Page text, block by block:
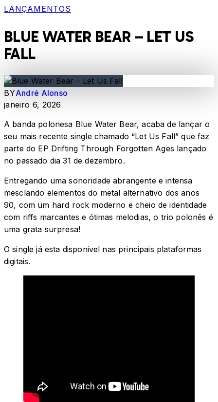
LANÇAMENTOS
BLUE WATER BEAR – LET US
FALL
BYAndré Alonso
janeiro 6, 2026
A banda polonesa Blue Water Bear, acaba de lançar o
seu mais recente single chamado “Let Us Fall” que faz
parte do EP Drifting Through Forgotten Ages lançado
no passado dia 31 de dezembro.
Entregando uma sonoridade abrangente e intensa
mesclando elementos do metal alternativo dos anos
90, com um hard rock moderno e cheio de identidade
com riffs marcantes e ótimas melodias, o trio polonês é
uma grata surpresa!
O single já esta disponivel nas principais plataformas
digitais.